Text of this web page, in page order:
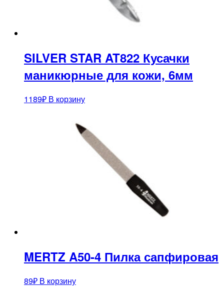
SILVER STAR AT822 Кусачки
маникюрные для кожи, 6мм
1189₽ В корзину
MERTZ A50-4 Пилка сапфировая
89₽ В корзину